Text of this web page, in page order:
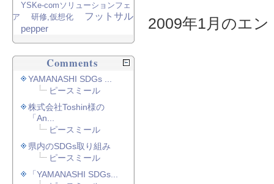
2009年1月のエ
YSKe-comソリューションフェ
ア
研修,仮想化
フットサル
pepper
Comments
YAMANASHI SDGs ...
ピースミール
株式会社Toshin様の
「An...
ピースミール
県内のSDGs取り組み
ピースミール
「YAMANASHI SDGs...